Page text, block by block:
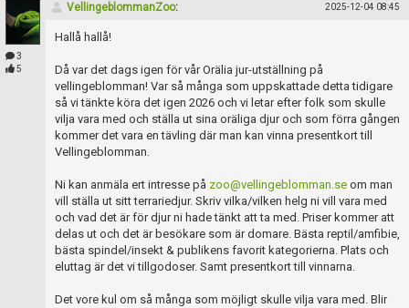
3
5
VellingeblommanZoo: 2025-12-04 08:45
Hallå hallå!
Då var det dags igen för vår Orälia jur-utställning på
vellingeblomman! Var så många som uppskattade detta tidigare
så vi tänkte köra det igen 2026 och vi letar efter folk som skulle
vilja vara med och ställa ut sina oräliga djur och som förra gången
kommer det vara en tävling där man kan vinna presentkort till
Vellingeblomman.
Ni kan anmäla ert intresse på zoo@vellingeblomman.se om man
vill ställa ut sitt terrariedjur. Skriv vilka/vilken helg ni vill vara med
och vad det är för djur ni hade tänkt att ta med. Priser kommer att
delas ut och det är besökare som är domare. Bästa reptil/amfibie,
bästa spindel/insekt & publikens favorit kategorierna. Plats och
eluttag är det vi tillgodoser. Samt presentkort till vinnarna.
Det vore kul om så många som möjligt skulle vilja vara med. Blir
Lösenord:
Privacy Policy
Terms of Service
Skapa konto